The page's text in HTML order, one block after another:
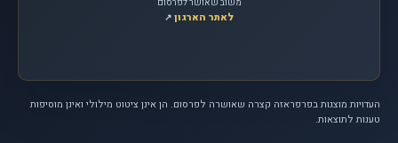
משוב שאושר לפרסום
לאתר הארגון ↗
העדויות מוצגות בפרפראזה קצרה שאושרה לפרסום. הן אינן ציטוט מילולי ואינן מוסיפות
טענות לתוצאות.